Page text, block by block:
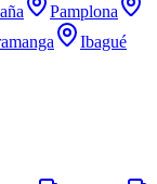
Pamplona
Ibagué